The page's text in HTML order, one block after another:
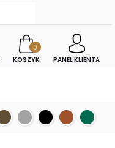
0
KOSZYK
PANEL KLIENTA